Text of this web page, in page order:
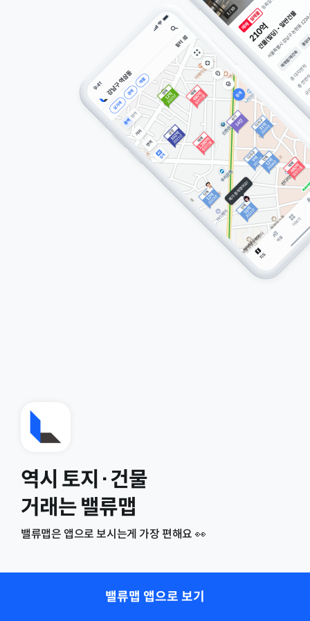
역시 토지·건물
거래는 밸류맵
밸류맵은 앱으로 보시는게 가장 편해요 👀
밸류맵 앱으로 보기